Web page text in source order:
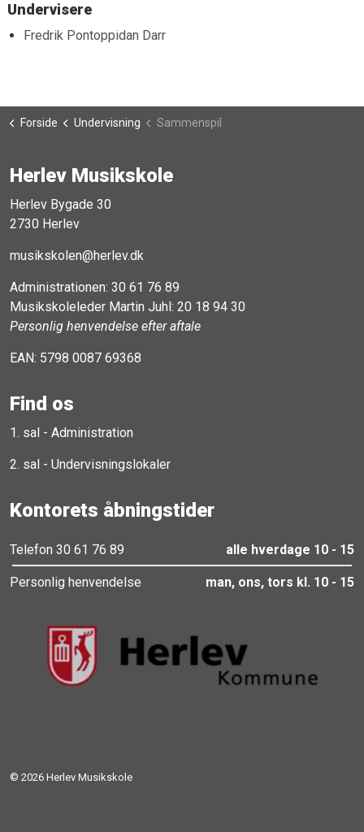
Undervisere
Fredrik Pontoppidan Darr
Forside Undervisning Sammenspil
Herlev Musikskole
Herlev Bygade 30
2730 Herlev
musikskolen@herlev.dk
Administrationen: 30 61 76 89
Musikskoleleder Martin Juhl: 20 18 94 30
Personlig henvendelse efter aftale
EAN: 5798 0087 69368
Find os
1. sal - Administration
2. sal - Undervisningslokaler
Kontorets åbningstider
Telefon 30 61 76 89 alle hverdage 10 - 15
Personlig henvendelse man, ons, tors kl. 10 - 15
© 2026 Herlev Musikskole